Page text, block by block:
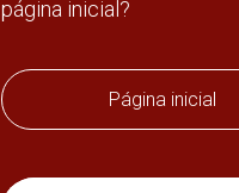
página inicial?
Página inicial